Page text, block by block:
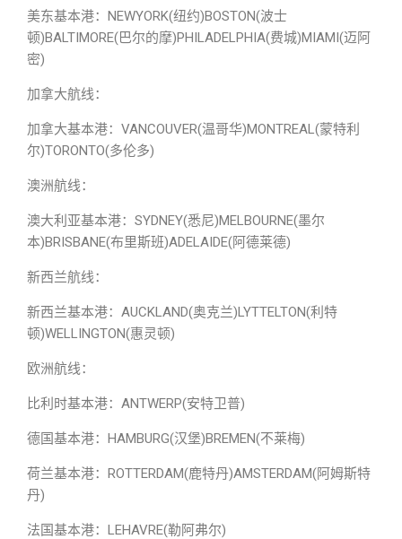
美东基本港：NEWYORK(纽约)BOSTON(波士
顿)BALTIMORE(巴尔的摩)PHILADELPHIA(费城)MIAMI(迈阿
密)
加拿大航线：
加拿大基本港：VANCOUVER(温哥华)MONTREAL(蒙特利
尔)TORONTO(多伦多)
澳洲航线：
澳大利亚基本港：SYDNEY(悉尼)MELBOURNE(墨尔
本)BRISBANE(布里斯班)ADELAIDE(阿德莱德)
新西兰航线：
新西兰基本港：AUCKLAND(奥克兰)LYTTELTON(利特
顿)WELLINGTON(惠灵顿)
欧洲航线：
比利时基本港：ANTWERP(安特卫普)
德国基本港：HAMBURG(汉堡)BREMEN(不莱梅)
荷兰基本港：ROTTERDAM(鹿特丹)AMSTERDAM(阿姆斯特
丹)
法国基本港：LEHAVRE(勒阿弗尔)